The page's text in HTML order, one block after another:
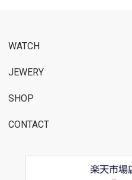
WATCH
JEWERY
SHOP
CONTACT